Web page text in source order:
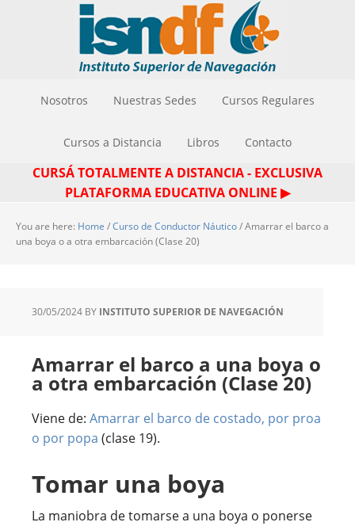
Nosotros Nuestras Sedes Cursos Regulares
Cursos a Distancia Libros Contacto
CURSÁ TOTALMENTE A DISTANCIA - EXCLUSIVA
PLATAFORMA EDUCATIVA ONLINE ▶
You are here: Home /Curso de Conductor Náutico/Amarrar el barco a
una boya o a otra embarcación (Clase 20)
30/05/2024 BY INSTITUTO SUPERIOR DE NAVEGACIÓN
Amarrar el barco a una boya o
a otra embarcación (Clase 20)
Viene de: Amarrar el barco de costado, por proa
o por popa (clase 19).
Tomar una boya
La maniobra de tomarse a una boya o ponerse